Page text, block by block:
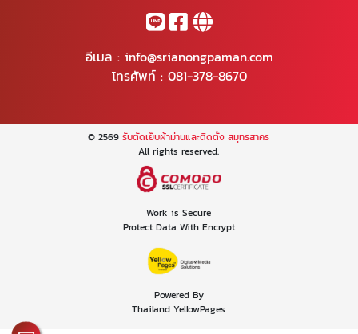
อีเมล : info@srianongpaman.com
โทรศัพท์ : 081-378-8670
© 2569รับตัดเย็บผ้าม่านและติดตั้ง สมุทรสาคร
All rights reserved.
Work is Secure
Protect Data With Encrypt
Powered By
Thailand YellowPages